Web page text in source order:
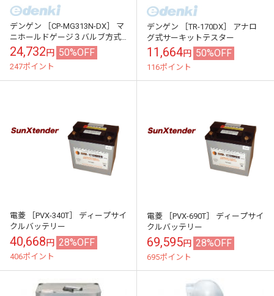
デンゲン ［CP-MG313N-DX］ マ
ニホールドゲージ３バルブ方式
【カーエアコン修理機器】
24,732円 50%OFF
247ポイント
デンゲン ［TR-170DX］ アナロ
グ式サーキットテスター
11,664円 50%OFF
116ポイント
電菱 ［PVX-340T］ ディープサイ
クルバッテリー
40,668円 28%OFF
406ポイント
電菱 ［PVX-690T］ ディープサイ
クルバッテリー
69,595円 28%OFF
695ポイント